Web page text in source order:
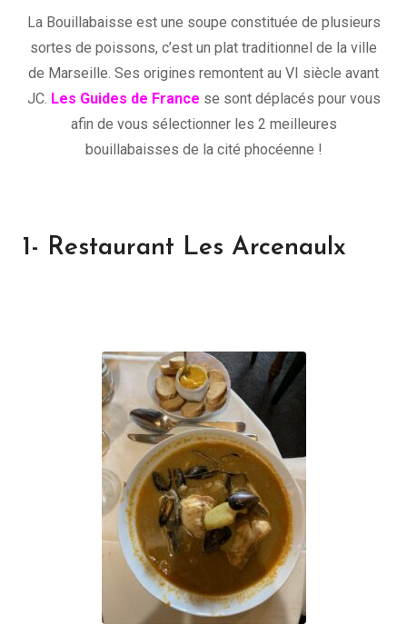
La Bouillabaisse est une soupe constituée de plusieurs
sortes de poissons, c’est un plat traditionnel de la ville
de Marseille. Ses origines remontent au VI siècle avant
JC. Les Guides de France se sont déplacés pour vous
afin de vous sélectionner les 2 meilleures
bouillabaisses de la cité phocéenne !
1- Restaurant Les Arcenaulx